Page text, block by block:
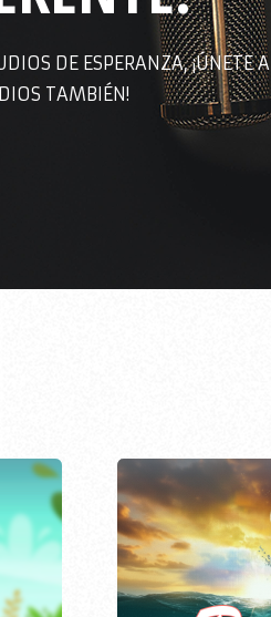
DE ESPERANZA, ¡ÚNETE A
TAMBIÉN!
797